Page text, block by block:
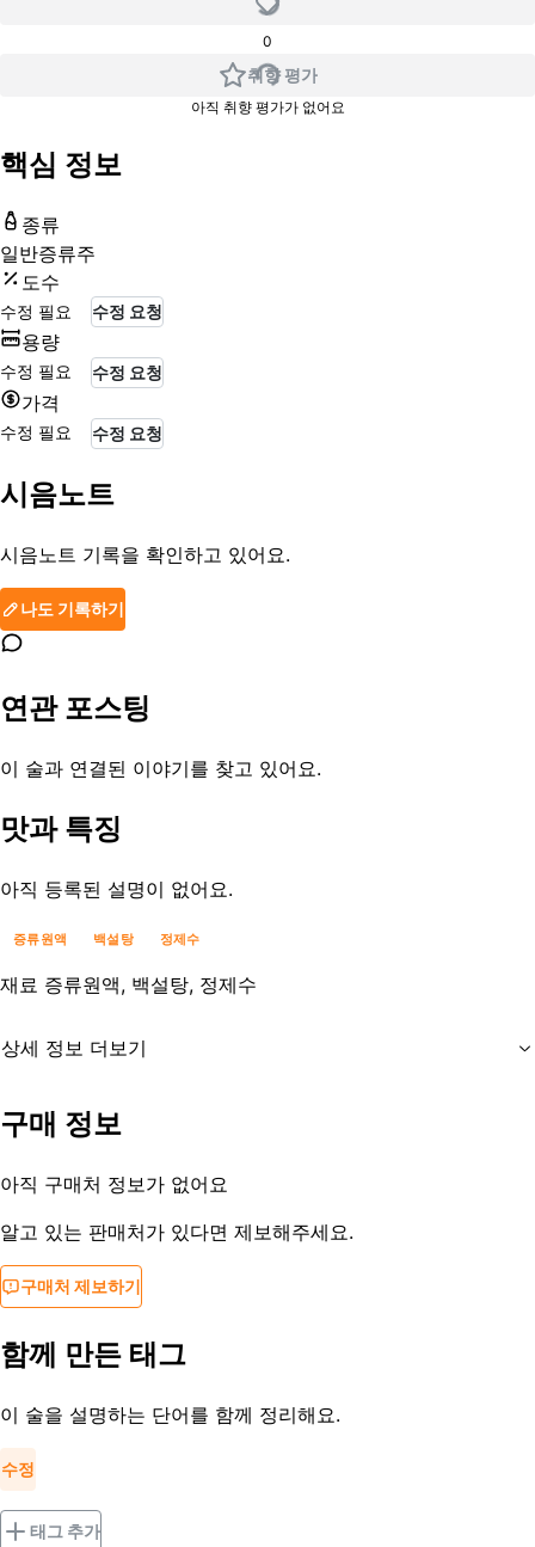
0
취향 평가
아직 취향 평가가 없어요
핵심 정보
종류
일반증류주
도수
수정 필요 수정 요청
용량
수정 필요 수정 요청
가격
수정 필요 수정 요청
시음노트
시음노트 기록을 확인하고 있어요.
나도 기록하기
연관 포스팅
이 술과 연결된 이야기를 찾고 있어요.
맛과 특징
아직 등록된 설명이 없어요.
증류원액 백설탕 정제수
재료 증류원액, 백설탕, 정제수
상세 정보 더보기
등록일
구매 정보
아직 구매처 정보가 없어요
알고 있는 판매처가 있다면 제보해주세요.
구매처 제보하기
함께 만든 태그
이 술을 설명하는 단어를 함께 정리해요.
수정
태그 추가